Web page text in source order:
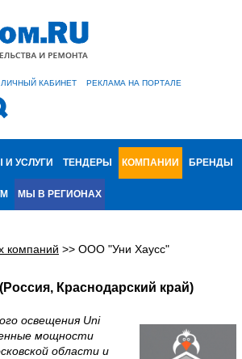
ЛИЧНЫЙ КАБИНЕТ РЕКЛАМА НА ПОРТАЛЕ
И УСЛУГИ ТЕНДЕРЫ КОМПАНИИ БРЕНДЫ
МЫ В РЕГИОНАХ
компаний >> ООО "Уни Хаусс"
Краснодарский край)
освещения Uni
мощности
области и